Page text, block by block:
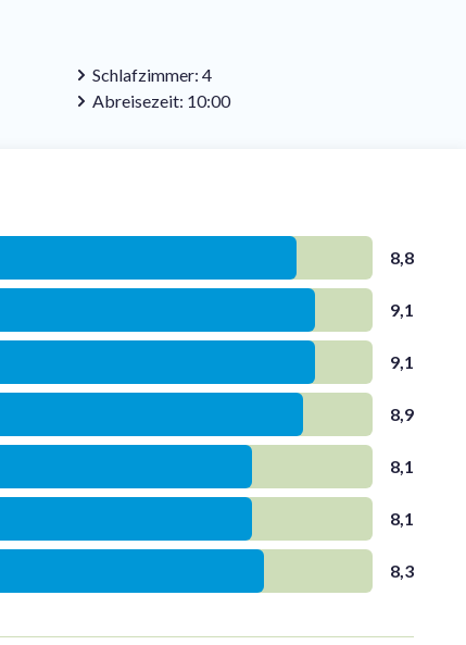
Schlafzimmer: 4
Abreisezeit: 10:00
8,8
9,1
9,1
8,9
8,1
8,1
8,3